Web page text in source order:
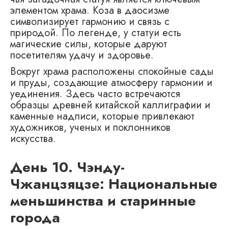
элементом храма. Коза в даосизме
символизирует гармонию и связь с
природой. По легенде, у статуи есть
магические силы, которые даруют
посетителям удачу и здоровье.
Вокруг храма расположены спокойные сады
и пруды, создающие атмосферу гармонии и
уединения. Здесь часто встречаются
образцы древней китайской каллиграфии и
каменные надписи, которые привлекают
художников, ученых и поклонников
искусства.
День 10. Чэнду-
Чжанцзяцзе: Национальные
меньшинства и старинные
города